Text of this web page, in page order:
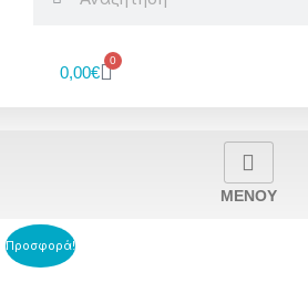
0,00€
0
Cart
MENOY
Προσφορά!